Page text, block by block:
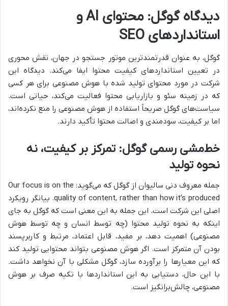
دیدگاه گوگل: محتوای AI و
استانداردهای SEO
گوگل، به عنوان قدرتمندترین موتور جستجو در جهان، نقش محوری
در تعیین استانداردهای کیفیت محتوا ایفا می‌کند. دیدگاه این
شرکت در مورد محتوای تولید شده با هوش مصنوعی برای هر کسی
که در زمینه سئو و بازاریابی محتوا فعالیت می‌کند، حیاتی است.
سیاست‌های گوگل صریحاً استفاده از هوش مصنوعی را منع نکرده‌اند،
اما بر کیفیت، سودمندی و اصالت محتوا تأکید دارند.
خط‌مشی رسمی گوگل: تمرکز بر کیفیت، نه
نحوه تولید
جمله معروف دنی سالیوان از گوگل که می‌گوید: Our focus is on the
quality of content, rather than how it’s produced. بیانگر رویکرد
اصلی این شرکت است. این جمله به این معنی است که گوگل به جای
اینکه به نحوه تولید محتوا (چه توسط انسان و چه توسط هوش
مصنوعی) اهمیت دهد، بر مفید، قابل اعتماد، مرتبط و کاربرپسند
بودن آن متمرکز است. اگر هوش مصنوعی بتواند محتوایی تولید کند
که این معیارها را برآورده سازد، گوگل مشکلی با آن نخواهد داشت.
با این حال، دستیابی به این استانداردها با تکیه صرف بر هوش
مصنوعی، چالش‌برانگیز است.